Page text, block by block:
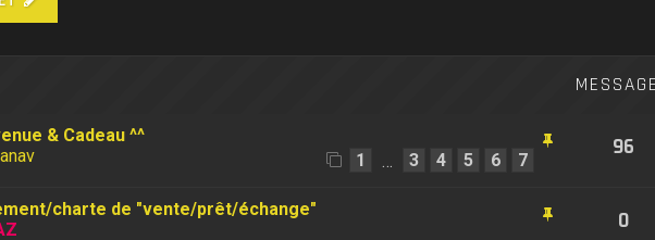
& Cadeau ^^
1 3 4 5 6 7 96
charte de "vente/prêt/échange"
0